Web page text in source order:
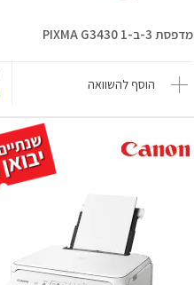
מדפסת 3-ב-1 PIXMA G3430
הוסף להשוואה